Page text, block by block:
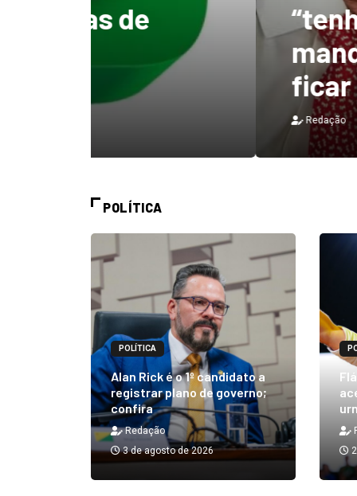
“tenho certeza
mandato, Lula
ficar no Senado”,
3 de agosto de 2026
POLÍTICA
POLÍTICA
Alan Rick é o 1º candidato a
registrar plano de governo;
confira
Redação
3 de agosto de 2026